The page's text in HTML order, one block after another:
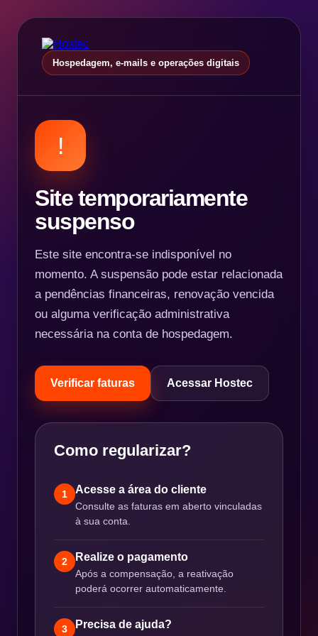
Hospedagem, e-mails e operações digitais
!
Site temporariamente
suspenso
Este site encontra-se indisponível no
momento. A suspensão pode estar relacionada
a pendências financeiras, renovação vencida
ou alguma verificação administrativa
necessária na conta de hospedagem.
Verificar faturas Acessar Hostec
Como regularizar?
1 Acesse a área do cliente
Consulte as faturas em aberto vinculadas
à sua conta.
2 Realize o pagamento
Após a compensação, a reativação
poderá ocorrer automaticamente.
3 Precisa de ajuda?